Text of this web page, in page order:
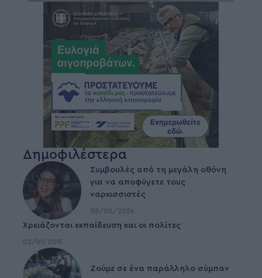
Δημοφιλέστερα
Συμβουλές από τη μεγάλη οθόνη
για να αποφύγετε τους
ναρκισσιστές
08/08/2026
Χρειάζονται εκπαίδευση και οι πολίτες
02/01/2015
Ζούμε σε ένα παράλληλο σύμπαν